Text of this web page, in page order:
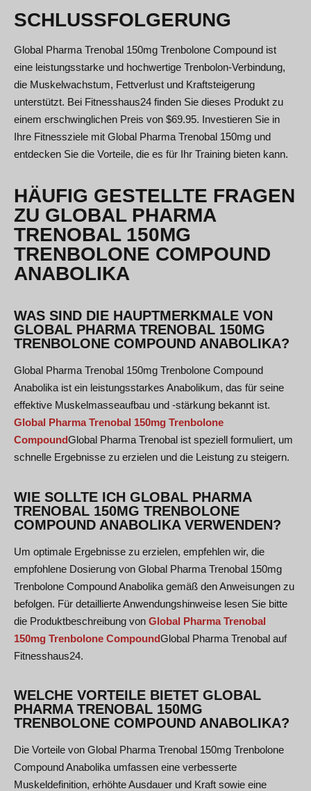
SCHLUSSFOLGERUNG
Global Pharma Trenobal 150mg Trenbolone Compound ist
eine leistungsstarke und hochwertige Trenbolon-Verbindung,
die Muskelwachstum, Fettverlust und Kraftsteigerung
unterstützt. Bei Fitnesshaus24 finden Sie dieses Produkt zu
einem erschwinglichen Preis von $69.95. Investieren Sie in
Ihre Fitnessziele mit Global Pharma Trenobal 150mg und
entdecken Sie die Vorteile, die es für Ihr Training bieten kann.
HÄUFIG GESTELLTE FRAGEN
ZU GLOBAL PHARMA
TRENOBAL 150MG
TRENBOLONE COMPOUND
ANABOLIKA
WAS SIND DIE HAUPTMERKMALE VON
GLOBAL PHARMA TRENOBAL 150MG
TRENBOLONE COMPOUND ANABOLIKA?
Global Pharma Trenobal 150mg Trenbolone Compound
Anabolika ist ein leistungsstarkes Anabolikum, das für seine
effektive Muskelmasseaufbau und -stärkung bekannt ist.
Global Pharma Trenobal 150mg Trenbolone
CompoundGlobal Pharma Trenobal ist speziell formuliert, um
schnelle Ergebnisse zu erzielen und die Leistung zu steigern.
WIE SOLLTE ICH GLOBAL PHARMA
TRENOBAL 150MG TRENBOLONE
COMPOUND ANABOLIKA VERWENDEN?
Um optimale Ergebnisse zu erzielen, empfehlen wir, die
empfohlene Dosierung von Global Pharma Trenobal 150mg
Trenbolone Compound Anabolika gemäß den Anweisungen zu
befolgen. Für detaillierte Anwendungshinweise lesen Sie bitte
die Produktbeschreibung von Global Pharma Trenobal
150mg Trenbolone CompoundGlobal Pharma Trenobal auf
Fitnesshaus24.
WELCHE VORTEILE BIETET GLOBAL
PHARMA TRENOBAL 150MG
TRENBOLONE COMPOUND ANABOLIKA?
Die Vorteile von Global Pharma Trenobal 150mg Trenbolone
Compound Anabolika umfassen eine verbesserte
Muskeldefinition, erhöhte Ausdauer und Kraft sowie eine